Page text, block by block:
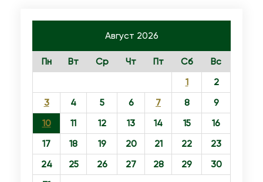
Август 2026
Пн Вт Ср Чт Пт Сб
Вс
1
2
3
4 5 6 7 8
9
10
11 12 13 14 15
16
17
18 19 20 21 22
23
24
25 26 27 28 29
30